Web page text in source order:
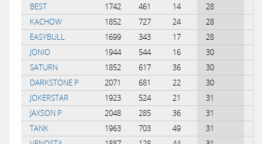
BEST
1742 461 14 28
KACHOW
1852 727 24 28
EASYBULL
1699 343 17 28
JONIO
1944 544 16 30
SATURN
1852 617 36 30
DARKSTONE P
2071 681 22 30
JOKERSTAR
1923 524 21 31
JAXSON P
2048 285 36 31
TANK
1963 703 49 31